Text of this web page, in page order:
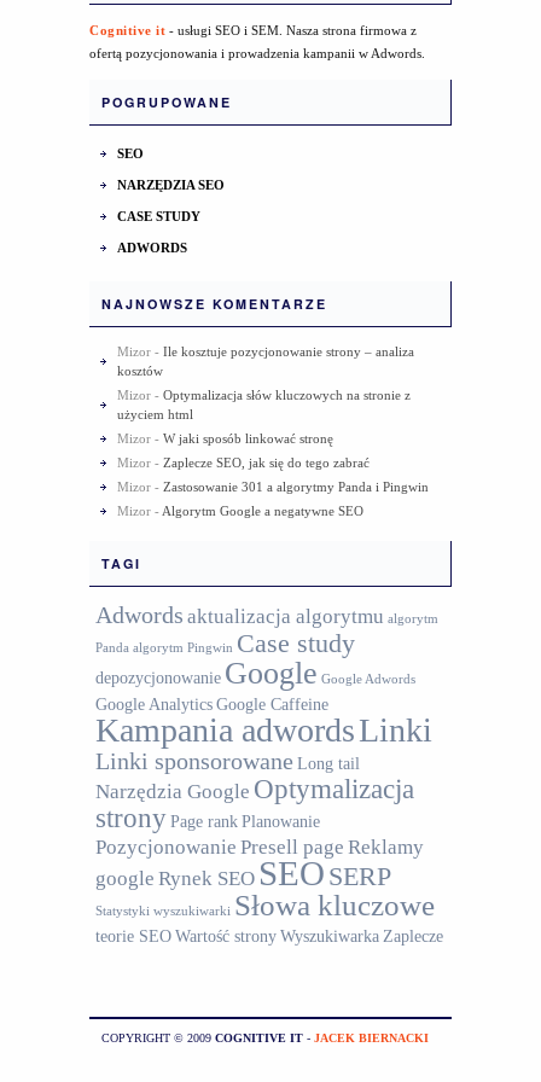
Cognitive it - usługi SEO i SEM. Nasza strona firmowa z
ofertą pozycjonowania i prowadzenia kampanii w Adwords.
POGRUPOWANE
SEO
NARZĘDZIA SEO
CASE STUDY
ADWORDS
NAJNOWSZE KOMENTARZE
Mizor - Ile kosztuje pozycjonowanie strony – analiza
kosztów
Mizor - Optymalizacja słów kluczowych na stronie z
użyciem html
Mizor - W jaki sposób linkować stronę
Mizor - Zaplecze SEO, jak się do tego zabrać
Mizor - Zastosowanie 301 a algorytmy Panda i Pingwin
Mizor - Algorytm Google a negatywne SEO
TAGI
Adwords aktualizacja algorytmu algorytm
Panda algorytm Pingwin Case study
depozycjonowanie Google Google Adwords
Google AnalyticsGoogle Caffeine
Kampania adwordsLinki
Linki sponsorowane Long tail
Narzędzia Google Optymalizacja
stronyPage rankPlanowanie
Pozycjonowanie Presell page Reklamy
google Rynek SEO SEO SERP
Statystyki wyszukiwarki Słowa kluczowe
teorie SEOWartość stronyWyszukiwarka Zaplecze
COPYRIGHT © 2009 COGNITIVE IT - JACEK BIERNACKI